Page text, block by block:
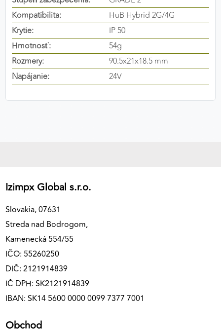
Kompatibilita:
HuB Hybrid 2G/4G
Krytie:
IP 50
Hmotnosť:
54g
Rozmery:
90.5x21x18.5 mm
Napájanie:
24V
Izimpx Global s.r.o.
Slovakia, 07631
Streda nad Bodrogom,
Kamenecká 554/55
IČO: 55260250
DIČ: 2121914839
IČ DPH: SK2121914839
IBAN: SK14 5600 0000 0099 7377 7001
Obchod
výkon a funkčnosť našich stránok.
Poskytovateľ: Google